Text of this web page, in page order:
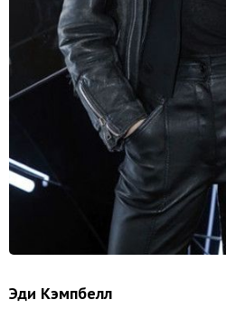
Эди Кэмпбелл